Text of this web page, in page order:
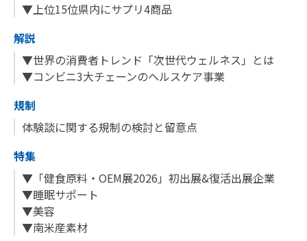
▼上位15位県内にサプリ4商品
解説
▼世界の消費者トレンド「次世代ウェルネス」とは
▼コンビニ3大チェーンのヘルスケア事業
規制
体験談に関する規制の検討と留意点
特集
▼「健食原料・OEM展2026」初出展&復活出展企業
▼睡眠サポート
▼美容
▼南米産素材